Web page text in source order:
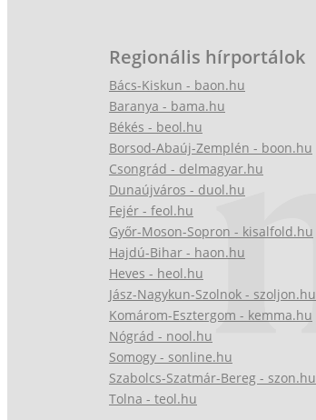
Regionális hírportálok
Bács-Kiskun - baon.hu
Baranya - bama.hu
Békés - beol.hu
Borsod-Abaúj-Zemplén - boon.hu
Csongrád - delmagyar.hu
Dunaújváros - duol.hu
Fejér - feol.hu
Győr-Moson-Sopron - kisalfold.hu
Hajdú-Bihar - haon.hu
Heves - heol.hu
Jász-Nagykun-Szolnok - szoljon.hu
Komárom-Esztergom - kemma.hu
Nógrád - nool.hu
Somogy - sonline.hu
Szabolcs-Szatmár-Bereg - szon.hu
Tolna - teol.hu